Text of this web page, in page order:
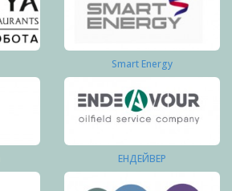
Smart Energy
ЕНДЕЙВЕР